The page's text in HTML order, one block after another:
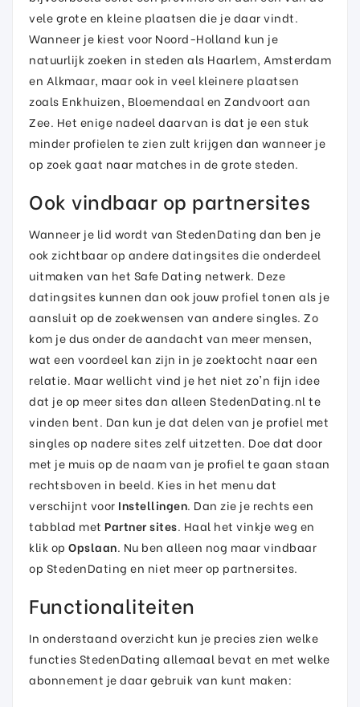
vele grote en kleine plaatsen die je daar vindt.
Wanneer je kiest voor Noord-Holland kun je
natuurlijk zoeken in steden als Haarlem, Amsterdam
en Alkmaar, maar ook in veel kleinere plaatsen
zoals Enkhuizen, Bloemendaal en Zandvoort aan
Zee. Het enige nadeel daarvan is dat je een stuk
minder profielen te zien zult krijgen dan wanneer je
op zoek gaat naar matches in de grote steden.
Ook vindbaar op partnersites
Wanneer je lid wordt van StedenDating dan ben je
ook zichtbaar op andere datingsites die onderdeel
uitmaken van het Safe Dating netwerk. Deze
datingsites kunnen dan ook jouw profiel tonen als je
aansluit op de zoekwensen van andere singles. Zo
kom je dus onder de aandacht van meer mensen,
wat een voordeel kan zijn in je zoektocht naar een
relatie. Maar wellicht vind je het niet zo'n fijn idee
dat je op meer sites dan alleen StedenDating.nl te
vinden bent. Dan kun je dat delen van je profiel met
singles op nadere sites zelf uitzetten. Doe dat door
met je muis op de naam van je profiel te gaan staan
rechtsboven in beeld. Kies in het menu dat
verschijnt voor Instellingen. Dan zie je rechts een
tabblad met Partner sites. Haal het vinkje weg en
klik op Opslaan. Nu ben alleen nog maar vindbaar
op StedenDating en niet meer op partnersites.
Functionaliteiten
In onderstaand overzicht kun je precies zien welke
functies StedenDating allemaal bevat en met welke
abonnement je daar gebruik van kunt maken: